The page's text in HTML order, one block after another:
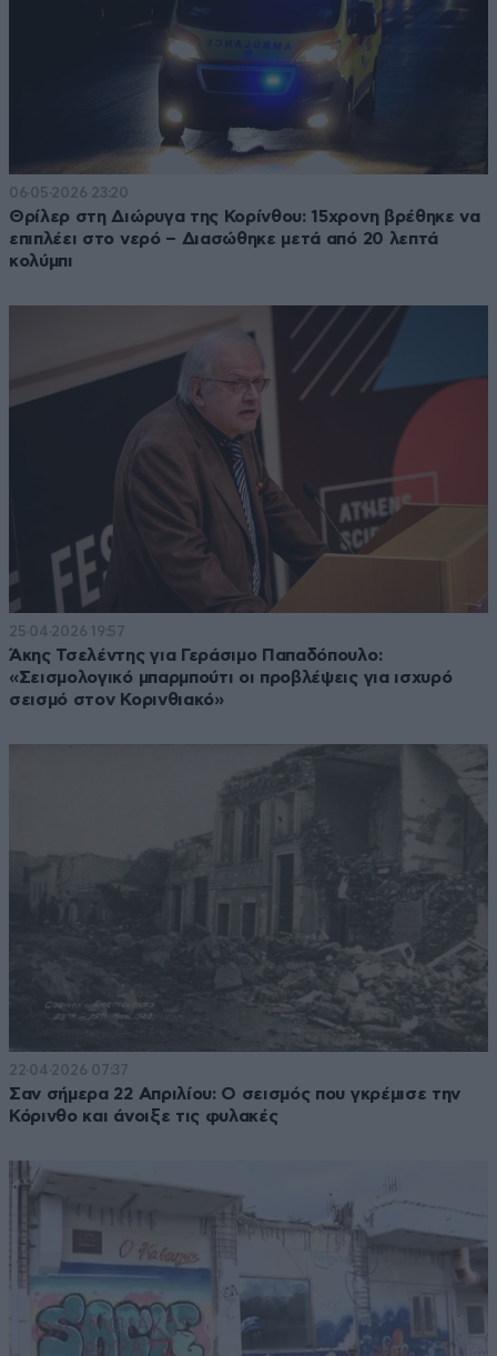
06·05·2026 23:20
Θρίλερ στη Διώρυγα της Κορίνθου: 15χρονη βρέθηκε να
επιπλέει στο νερό – Διασώθηκε μετά από 20 λεπτά
κολύμπι
25·04·2026 19:57
Άκης Τσελέντης για Γεράσιμο Παπαδόπουλο:
«Σεισμολογικό μπαρμπούτι οι προβλέψεις για ισχυρό
σεισμό στον Κορινθιακό»
22·04·2026 07:37
Σαν σήμερα 22 Απριλίου: O σεισμός που γκρέμισε την
Κόρινθο και άνοιξε τις φυλακές